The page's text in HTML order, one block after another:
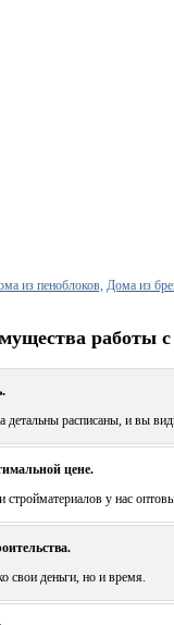
из пеноблоков, Дома из
работы
детальны расписаны, и вы
цене.
у нас
свои деньги, но и время.